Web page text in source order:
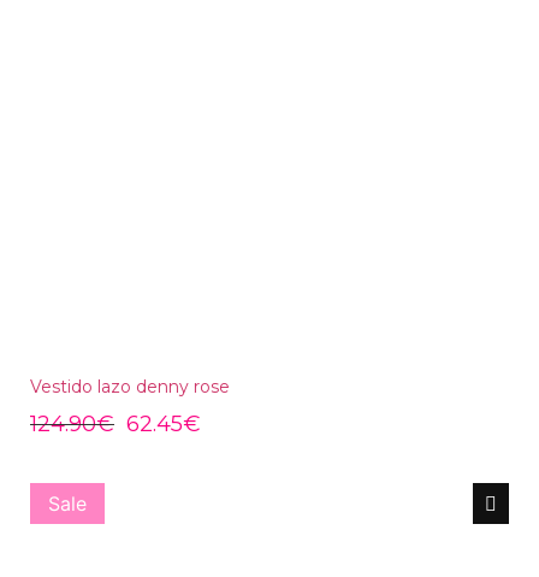
Vestido lazo denny rose
124.90€ 62.45€
Sale